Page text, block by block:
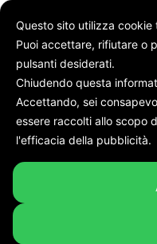
Cognome
Tag:cognome
Questo sito utilizza
Puoi accettare, rifiutare o
pulsanti desiderati.
Chiudendo questa
Accettando, sei
essere raccolti allo scopo
l'efficacia della pubblicità.